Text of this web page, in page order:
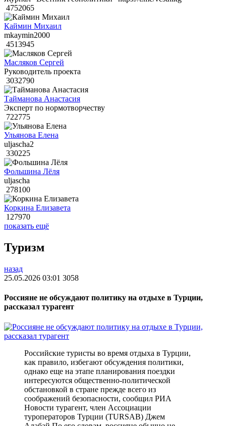
4752065
Каймин Михаил
mkaymin2000
4513945
Масляков Сергей
Руководитель проекта
3032790
Тайманова Анастасия
Эксперт по нормотворчеству
722775
Ульянова Елена
uljascha2
330225
Фольшина Лёля
uljascha
278100
Коркина Елизавета
127970
показать ещё
Туризм
назад
25.05.2026 03:01 3058
Россияне не обсуждают политику на отдыхе в Турции,
рассказал турагент
Российские туристы во время отдыха в Турции,
как правило, избегают обсуждения политики,
однако еще на этапе планирования поездки
интересуются общественно-политической
обстановкой в стране прежде всего из
соображений безопасности, сообщил РИА
Новости турагент, член Ассоциации
туроператоров Турции (TURSAB) Джем